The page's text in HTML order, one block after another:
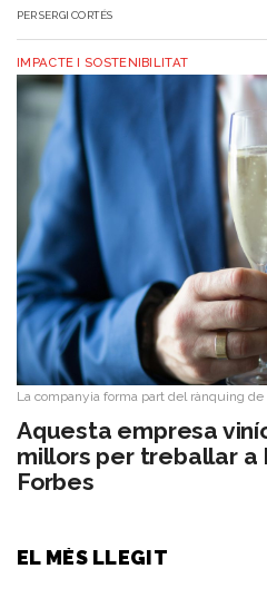
PERSERGI CORTÉS
IMPACTE I SOSTENIBILITAT
La companyia forma part del rànquing
Aquesta empresa
millors per treballar a
Forbes
EL MÉS LLEGIT